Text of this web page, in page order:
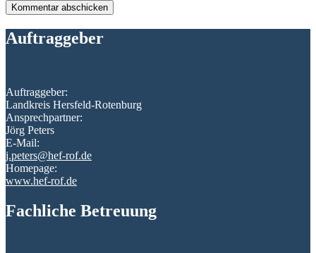
Auftraggeber
Auftraggeber:
Landkreis Hersfeld-Rotenburg
Ansprechpartner:
Jörg Peters
E-Mail:
j.peters@hef-rof.de
Homepage:
www.hef-rof.de
Fachliche Betreuung